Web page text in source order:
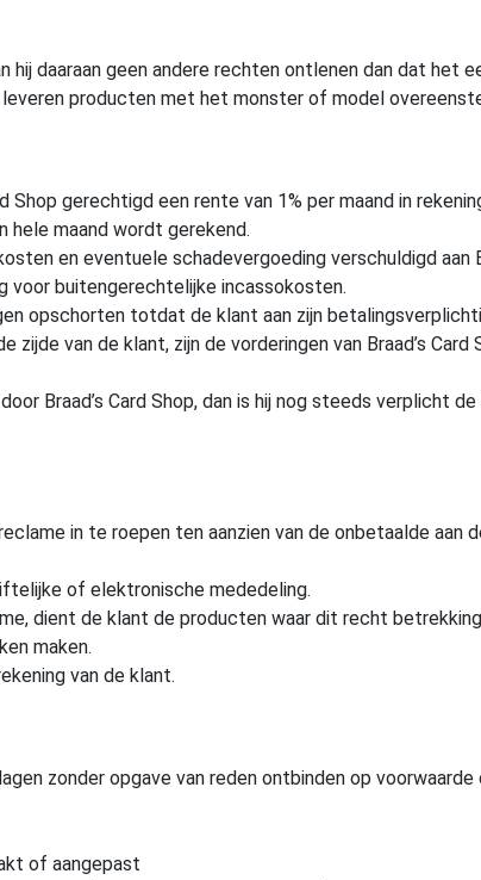
daaraan geen andere rechten ontlenen dan dat het
producten met het monster of model
gerechtigd een rente van 1% per maand in
hele maand wordt gerekend.
en eventuele schadevergoeding verschuldigd aan
voor buitengerechtelijke incassokosten.
opschorten totdat de klant aan zijn
van de klant, zijn de vorderingen van Braad’s Card
Braad’s Card Shop, dan is hij nog steeds verplicht
in te roepen ten aanzien van de onbetaalde aan
of elektronische mededeling.
dient de klant de producten waar dit recht
maken.
van de klant.
zonder opgave van reden ontbinden op voorwaarde
of aangepast